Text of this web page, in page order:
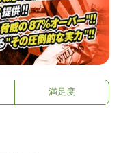
満足度